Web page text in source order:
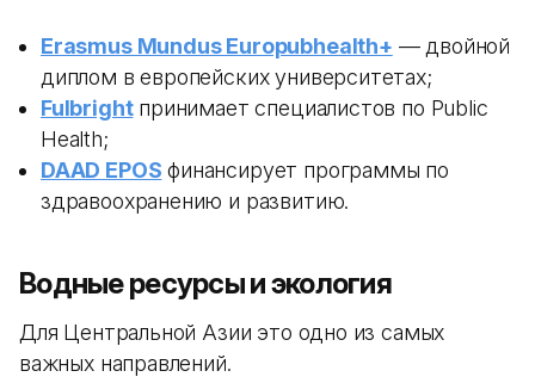
Erasmus Mundus Europubhealth+ — двойной
диплом в европейских университетах;
Fulbrightпринимает специалистов по Public
Health;
DAAD EPOS финансирует программы по
здравоохранению и развитию.
Водные ресурсы и экология
Для Центральной Азии это одно из самых
важных направлений.